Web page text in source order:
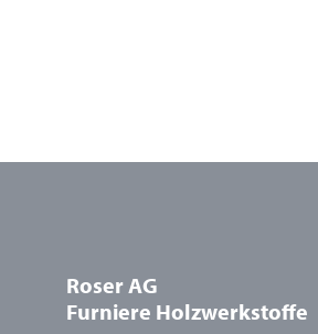
Roser AG
Furniere Holzwerkstoffe